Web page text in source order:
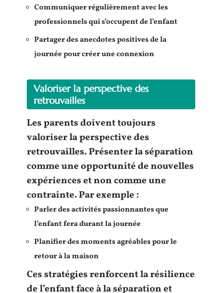
Communiquer régulièrement avec les
professionnelsqui s’occupent de l’enfant
Partager des anecdotes positives de la
journée pour créer uneconnexion
Valoriser la perspective des
retrouvailles
Lesparentsdoivent toujours
valoriser laperspective des
retrouvailles. Présenter la séparation
comme une opportunité de nouvelles
expérienceset non comme une
contrainte. Par exemple :
Parler des activités passionnantes que
l’enfantfera durant la journée
Planifier des moments agréables pour le
retour à la maison
Ces stratégies renforcent larésilience
de l’enfantface à la séparation et